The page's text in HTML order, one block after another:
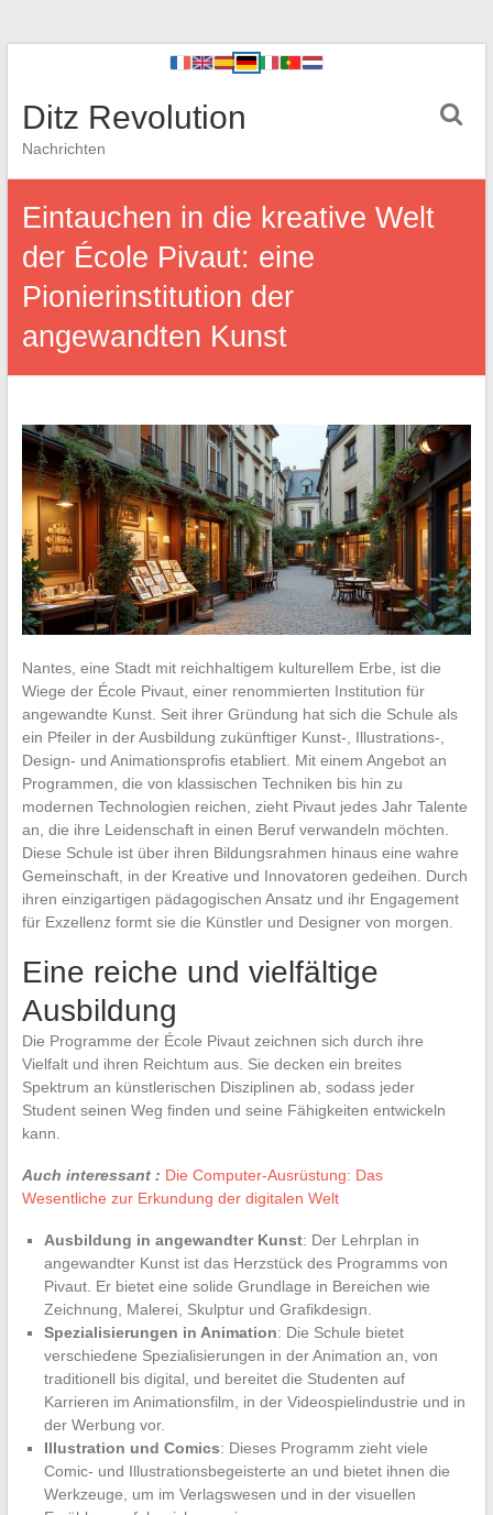
Ditz Revolution
Nachrichten
Eintauchen in die kreative Welt
der École Pivaut: eine
Pionierinstitution der
angewandten Kunst
Nantes, eine Stadt mit reichhaltigem kulturellem Erbe, ist die
Wiege der École Pivaut, einer renommierten Institution für
angewandte Kunst. Seit ihrer Gründung hat sich die Schule als
ein Pfeiler in der Ausbildung zukünftiger Kunst-, Illustrations-,
Design- und Animationsprofis etabliert. Mit einem Angebot an
Programmen, die von klassischen Techniken bis hin zu
modernen Technologien reichen, zieht Pivaut jedes Jahr Talente
an, die ihre Leidenschaft in einen Beruf verwandeln möchten.
Diese Schule ist über ihren Bildungsrahmen hinaus eine wahre
Gemeinschaft, in der Kreative und Innovatoren gedeihen. Durch
ihren einzigartigen pädagogischen Ansatz und ihr Engagement
für Exzellenz formt sie die Künstler und Designer von morgen.
Eine reiche und vielfältige
Ausbildung
Die Programme der École Pivaut zeichnen sich durch ihre
Vielfalt und ihren Reichtum aus. Sie decken ein breites
Spektrum an künstlerischen Disziplinen ab, sodass jeder
Student seinen Weg finden und seine Fähigkeiten entwickeln
kann.
Auch interessant : Die Computer-Ausrüstung: Das
Wesentliche zur Erkundung der digitalen Welt
Ausbildung in angewandter Kunst: Der Lehrplan in
angewandter Kunst ist das Herzstück des Programms von
Pivaut. Er bietet eine solide Grundlage in Bereichen wie
Zeichnung, Malerei, Skulptur und Grafikdesign.
Spezialisierungen in Animation: Die Schule bietet
verschiedene Spezialisierungen in der Animation an, von
traditionell bis digital, und bereitet die Studenten auf
Karrieren im Animationsfilm, in der Videospielindustrie und in
der Werbung vor.
Illustration und Comics: Dieses Programm zieht viele
Comic- und Illustrationsbegeisterte an und bietet ihnen die
Werkzeuge, um im Verlagswesen und in der visuellen